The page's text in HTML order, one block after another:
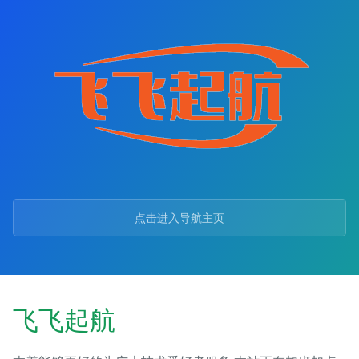
点击进入导航主页
飞飞起航